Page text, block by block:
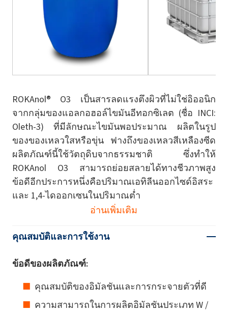
ROKAnol® O3 เป็นสารลดแรงตึงผิวที่ไม่ใช่อิออนิก
จากกลุ่มของแอลกอฮอล์ไขมันอีทอกซิเลต (ชื่อ INCI:
Oleth-3) ที่มีลักษณะไขมันพอประมาณ ผลิตในรูป
ของของเหลวใสหรือขุ่น ฟางถึงของเหลวสีเหลืองซีด
ผลิตภัณฑ์นี้ใช้วัตถุดิบจากธรรมชาติ ซึ่งทำให้
ROKAnol O3 สามารถย่อยสลายได้ทางชีวภาพสูง
ข้อดีอีกประการหนึ่งคือปริมาณเอทิลีนออกไซด์อิสระ
และ 1,4-ไดออกเซนในปริมาณต่ำ
อ่านเพิ่มเติม
คุณสมบัติและการใช้งาน
ข้อดีของผลิตภัณฑ์:
คุณสมบัติของอิมัลชันและการกระจายตัวที่ดี
ความสามารถในการผลิตอิมัลชันประเภท W /